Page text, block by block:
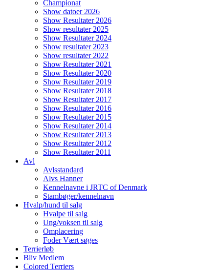
Championat
Show datoer 2026
Show Resultater 2026
Show resultater 2025
Show Resultater 2024
Show resultater 2023
Show resultater 2022
Show Resultater 2021
Show Resultater 2020
Show Resultater 2019
Show Resultater 2018
Show Resultater 2017
Show Resultater 2016
Show Resultater 2015
Show Resultater 2014
Show Resultater 2013
Show Resultater 2012
Show Resultater 2011
Avl
Avlsstandard
Alvs Hanner
Kennelnavne i JRTC of Denmark
Stambøger/kennelnavn
Hvalp/hund til salg
Hvalpe til salg
Ung/voksen til salg
Omplacering
Foder Vært søges
Terrierløb
Bliv Medlem
Colored Terriers